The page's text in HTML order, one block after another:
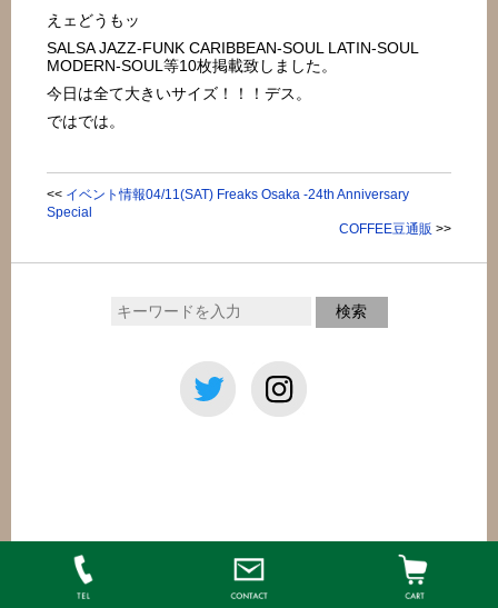
えェどうもッ
SALSA JAZZ-FUNK CARIBBEAN-SOUL LATIN-SOUL
MODERN-SOUL等10枚掲載致しました。
今日は全て大きいサイズ！！！デス。
ではでは。
<< イベント情報04/11(SAT) Freaks Osaka -24th Anniversary
Special
COFFEE豆通販 >>